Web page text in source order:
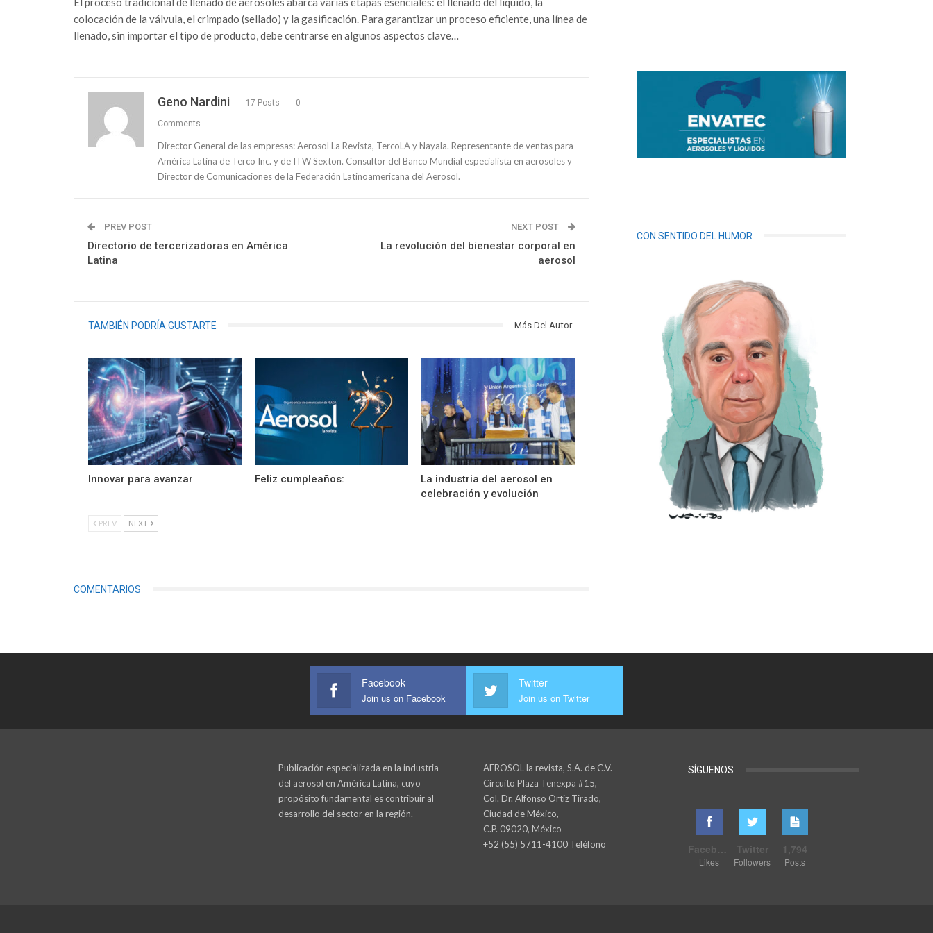
colocación de la válvula, el crimpado (sellado) y la gasificación. Para garantizar un proceso eficiente, una línea de
llenado, sin importar el tipo de producto, debe centrarse en algunos aspectos clave…
Geno Nardini 17 Posts 0
Comments
Director General de las empresas: Aerosol La Revista, TercoLA y Nayala. Representante de ventas para
América Latina de Terco Inc. y de ITW Sexton. Consultor del Banco Mundial especialista en aerosoles y
Director de Comunicaciones de la Federación Latinoamericana del Aerosol.
PREV POST
Directorio de tercerizadoras en América
Latina
NEXT POST
La revolución del bienestar corporal en
aerosol
TAMBIÉN PODRÍA GUSTARTE Más Del Autor
Innovar para avanzar Feliz cumpleaños:
La industria del aerosol en
celebración y evolución
PREV NEXT
COMENTARIOS
CON SENTIDO DEL HUMOR
Facebook
Join us on Facebook
Twitter
Join us on Twitter
Publicación especializada en la industria
del aerosol en América Latina, cuyo
propósito fundamental es contribuir al
desarrollo del sector en la región.
AEROSOL la revista, S.A. de C.V.
Circuito Plaza Tenexpa #15,
Col. Dr. Alfonso Ortiz Tirado,
Ciudad de México,
C.P. 09020, México
+52 (55) 5711-4100 Teléfono
SÍGUENOS
Facebook
Likes
Twitter
Followers
1,794
Posts